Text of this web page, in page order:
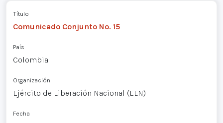
Título
Comunicado Conjunto No. 15
País
Colombia
Organización
Ejército de Liberación Nacional (ELN)
Fecha